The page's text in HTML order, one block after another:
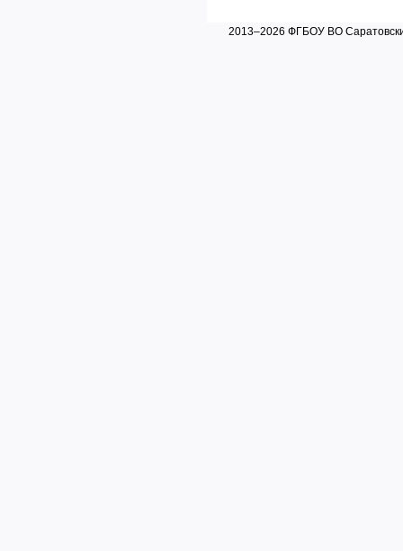
2013–2026 ФГБОУ ВО